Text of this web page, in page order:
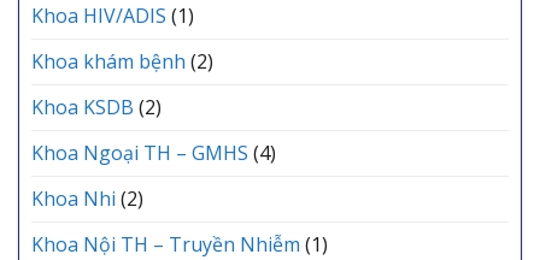
Khoa HIV/ADIS (1)
Khoa khám bệnh (2)
Khoa KSDB (2)
Khoa Ngoại TH – GMHS (4)
Khoa Nhi (2)
Khoa Nội TH – Truyền Nhiễm (1)